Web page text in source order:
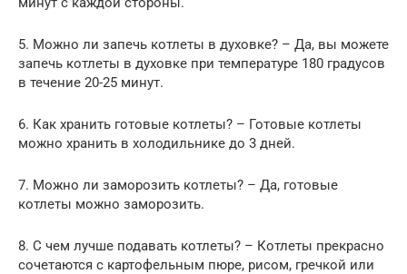
5. Можно ли запечь котлеты в духовке? – Да, вы можете
запечь котлеты в духовке при температуре 180 градусов
в течение 20-25 минут.
6. Как хранить готовые котлеты? – Готовые котлеты
можно хранить в холодильнике до 3 дней.
7. Можно ли заморозить котлеты? – Да, готовые
котлеты можно заморозить.
8. С чем лучше подавать котлеты? – Котлеты прекрасно
сочетаются с картофельным пюре, рисом, гречкой или